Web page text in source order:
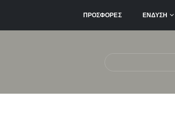
ΠΡΟΣΦΟΡΕΣ ΈΝΔΥΣΗ